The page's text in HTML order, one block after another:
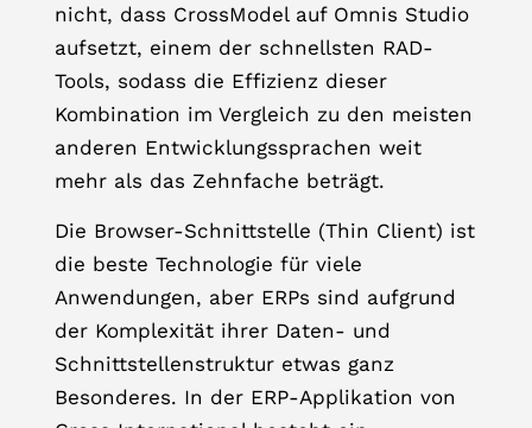
nicht, dass CrossModel auf Omnis Studio
aufsetzt, einem der schnellsten RAD-
Tools, sodass die Effizienz dieser
Kombination im Vergleich zu den meisten
anderen Entwicklungssprachen weit
mehr als das Zehnfache beträgt.
Die Browser-Schnittstelle (Thin Client) ist
die beste Technologie für viele
Anwendungen, aber ERPs sind aufgrund
der Komplexität ihrer Daten- und
Schnittstellenstruktur etwas ganz
Besonderes. In der ERP-Applikation von